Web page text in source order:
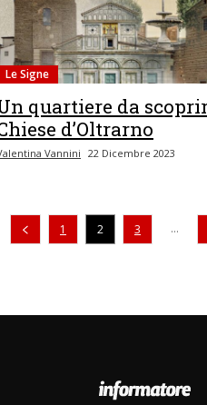
Le Signe
quartiere da
d’Oltrarno
Vannini 22 Dicembre 2023
Pagina precedente
1 2 3 ...